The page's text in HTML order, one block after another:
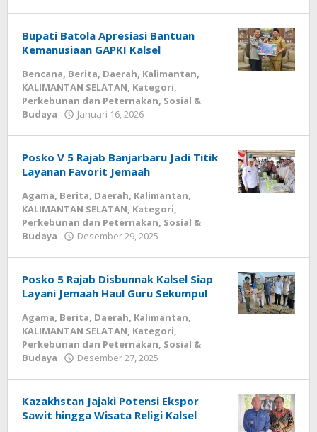
Bupati Batola Apresiasi Bantuan
Kemanusiaan GAPKI Kalsel
Bencana, Berita, Daerah, Kalimantan,
KALIMANTAN SELATAN, Kategori,
Perkebunan dan Peternakan, Sosial &
Budaya
Januari 16, 2026
Posko V 5 Rajab Banjarbaru Jadi Titik
Layanan Favorit Jemaah
Agama, Berita, Daerah, Kalimantan,
KALIMANTAN SELATAN, Kategori,
Perkebunan dan Peternakan, Sosial &
Budaya
Desember 29, 2025
Posko 5 Rajab Disbunnak Kalsel Siap
Layani Jemaah Haul Guru Sekumpul
Agama, Berita, Daerah, Kalimantan,
KALIMANTAN SELATAN, Kategori,
Perkebunan dan Peternakan, Sosial &
Budaya
Desember 27, 2025
Kazakhstan Jajaki Potensi Ekspor
Sawit hingga Wisata Religi Kalsel